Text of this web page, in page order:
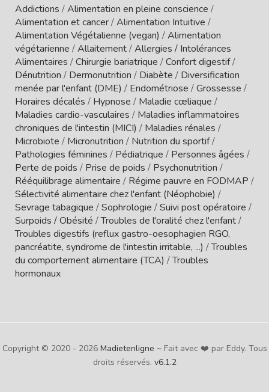
Addictions /Alimentation en pleine conscience /
Alimentation et cancer/Alimentation Intuitive /
Alimentation Végétalienne (vegan) /Alimentation
végétarienne /Allaitement/Allergies / Intolérances
Alimentaires /Chirurgie bariatrique /Confort digestif/
Dénutrition / Dermonutrition / Diabète / Diversification
menée par l'enfant (DME) / Endométriose /Grossesse /
Horaires décalés / Hypnose / Maladie cœliaque /
Maladies cardio-vasculaires / Maladies inflammatoires
chroniques de l'intestin (MICI) / Maladies rénales /
Microbiote / Micronutrition / Nutrition du sportif/
Pathologies féminines / Pédiatrique / Personnes âgées /
Perte de poids / Prise de poids / Psychonutrition /
Rééquilibrage alimentaire / Régime pauvre en FODMAP /
Sélectivité alimentaire chez l'enfant (Néophobie) /
Sevrage tabagique /Sophrologie /Suivi post opératoire /
Surpoids / Obésité /Troubles de l'oralité chez l'enfant/
Troubles digestifs (reflux gastro-oesophagien RGO,
pancréatite, syndrome de l'intestin irritable, ...) /Troubles
du comportement alimentaire (TCA) /Troubles
hormonaux
Copyright © 2020 - 2026 Madietenligne ~ Fait avec ❤️ par Eddy. Tous
droits réservés. v6.1.2